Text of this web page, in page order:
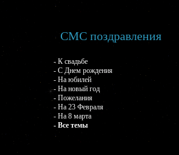
СМС поздравления
- К свадьбе
- С Днем рождения
- На юбилей
- На новый год
- Пожелания
- На 23 Февраля
- На 8 марта
- Все темы